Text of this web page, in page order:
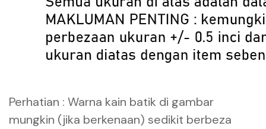
Perhatian : Warna kain batik di gambar
mungkin (jika berkenaan) sedikit berbeza